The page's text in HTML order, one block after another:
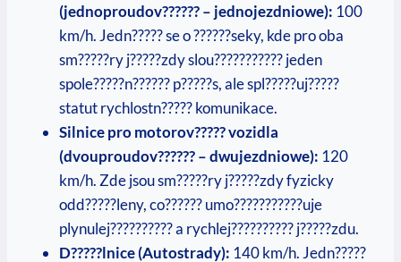
(jednoproudov?????? – jednojezdniowe): 100
km/h. Jedn????? se o ??????seky, kde pro oba
sm?????ry j?????zdy slou??????????? jeden
spole?????n?????? p?????s, ale spl?????uj?????
statut rychlostn????? komunikace.
Silnice pro motorov????? vozidla
(dvouproudov?????? – dwujezdniowe): 120
km/h. Zde jsou sm?????ry j?????zdy fyzicky
odd?????leny, co?????? umo???????????uje
plynulej?????????? a rychlej?????????? j?????zdu.
D?????lnice (Autostrady): 140 km/h. Jedn?????